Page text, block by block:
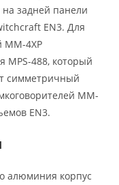
на задней панели
EN3. Для
МM-4ХP
MPS-488, который
симметричный
МM-
EN3.
алюминия корпус